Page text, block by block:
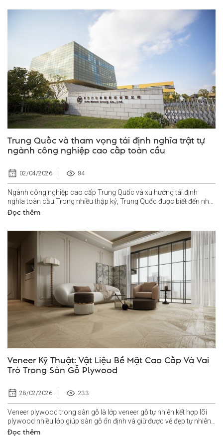
Trung Quốc và tham vọng tái định nghĩa trật tự
ngành công nghiệp cao cấp toàn cầu
02/04/2026 94
Ngành công nghiệp cao cấp Trung Quốc và xu hướng tái định
nghĩa toàn cầu Trong nhiều thập kỷ, Trung Quốc được biết đến như
“công xưởng của thế giới”...
Đọc thêm
Veneer Kỹ Thuật: Vật Liệu Bề Mặt Cao Cấp Và Vai
Trò Trong Sàn Gỗ Plywood
28/02/2026 233
Veneer plywood trong sàn gỗ là lớp veneer gỗ tự nhiên kết hợp lõi
plywood nhiều lớp giúp sàn gỗ ổn định và giữ được vẻ đẹp tự nhiên
lâu...
Đọc thêm